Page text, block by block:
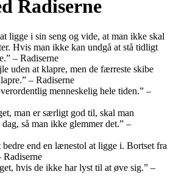
Radiserne
ligge i sin seng og vide, at man ikke skal
Hvis man ikke kan undgå at stå tidligt
– Radiserne
uden at klapre, men de færreste skibe
– Radiserne
menneskelig hele tiden.” –
man er særligt god til, skal man
så man ikke glemmer det.” –
end en lænestol at ligge i. Bortset fra
Radiserne
hvis de ikke har lyst til at øve sig.” –